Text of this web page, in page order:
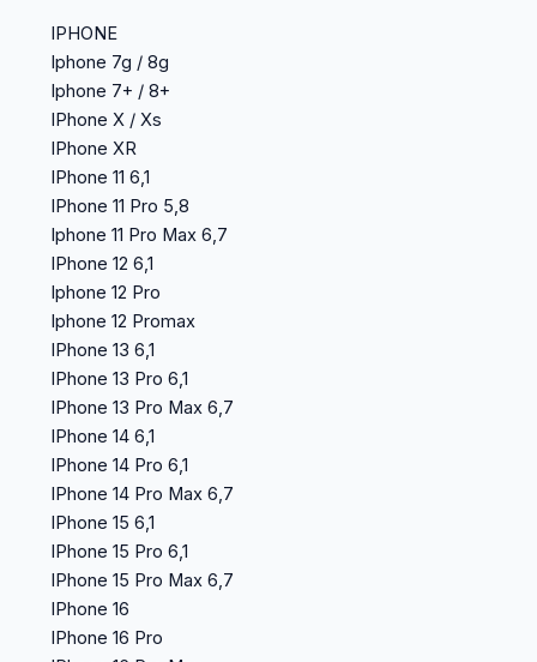
IPHONE
Iphone 7g / 8g
Iphone 7+ / 8+
IPhone X / Xs
IPhone XR
IPhone 11 6,1
IPhone 11 Pro 5,8
Iphone 11 Pro Max 6,7
IPhone 12 6,1
Iphone 12 Pro
Iphone 12 Promax
IPhone 13 6,1
IPhone 13 Pro 6,1
IPhone 13 Pro Max 6,7
IPhone 14 6,1
IPhone 14 Pro 6,1
IPhone 14 Pro Max 6,7
IPhone 15 6,1
IPhone 15 Pro 6,1
IPhone 15 Pro Max 6,7
IPhone 16
IPhone 16 Pro